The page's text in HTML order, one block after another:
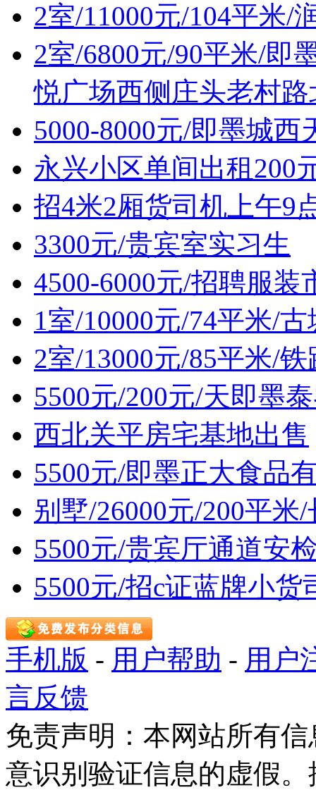
2室/11000元/104平米/
2室/6800元/90平米/即
悦广场西侧庄头老村路
5000-8000元/即墨城
永兴小区单间出租200
招4米2厢货司机上午9
3300元/贵宾室实习生
4500-6000元/招聘服装
1室/10000元/74平米/
2室/13000元/85平米/
5500元/200元/天即墨
西北关平房宅基地出售
5500元/即墨正大食品
别墅/26000元/200平米
5500元/贵宾厅通道安
5500元/招c证蓝牌小货
手机版 - 用户帮助 - 用户
言反馈
免责声明：本网站所有
意识别验证信息的虚假